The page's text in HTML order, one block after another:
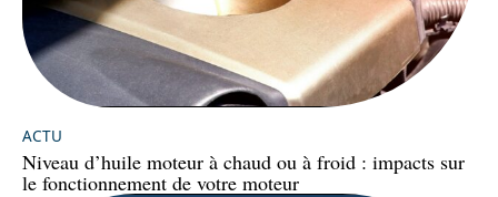
ACTU
Niveau d’huile moteur à chaud ou à froid : impacts sur
le fonctionnement de votre moteur